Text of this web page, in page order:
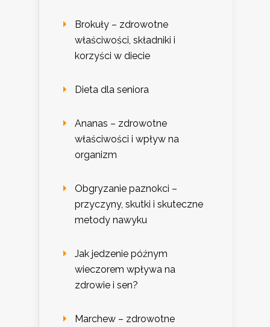
Brokuły – zdrowotne
właściwości, składniki i
korzyści w diecie
Dieta dla seniora
Ananas – zdrowotne
właściwości i wpływ na
organizm
Obgryzanie paznokci –
przyczyny, skutki i skuteczne
metody nawyku
Jak jedzenie późnym
wieczorem wpływa na
zdrowie i sen?
Marchew – zdrowotne